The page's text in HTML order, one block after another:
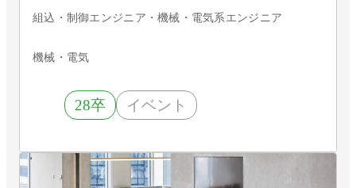
カー
組込・制御エンジニア・機械・電気系エンジニア
機械・電気
28卒 イベント